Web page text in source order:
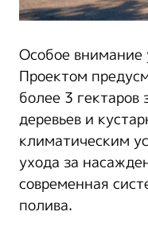
Особое внимание
Проектом
более 3 гектаров
деревьев и
климатическим
ухода за
современная
полива.